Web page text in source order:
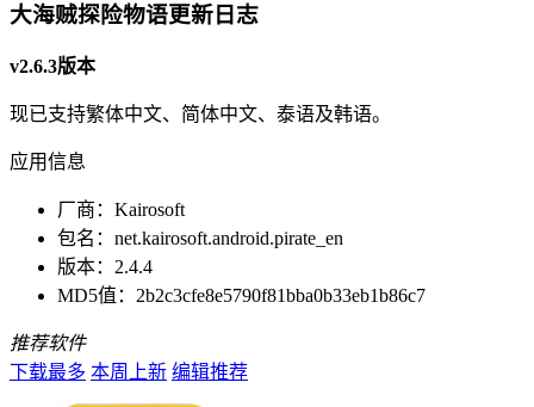
大海贼探险物语更新日志
v2.6.3版本
现已支持繁体中文、简体中文、泰语及韩语。
应用信息
厂商： Kairosoft
包名： net.kairosoft.android.pirate_en
版本： 2.4.4
MD5值： 2b2c3cfe8e5790f81bba0b33eb1b86c7
推荐软件
下载最多 本周上新 编辑推荐